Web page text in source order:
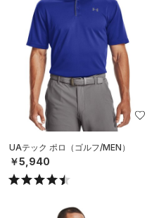
UAテック ポロ（ゴルフ/MEN）
￥5,940